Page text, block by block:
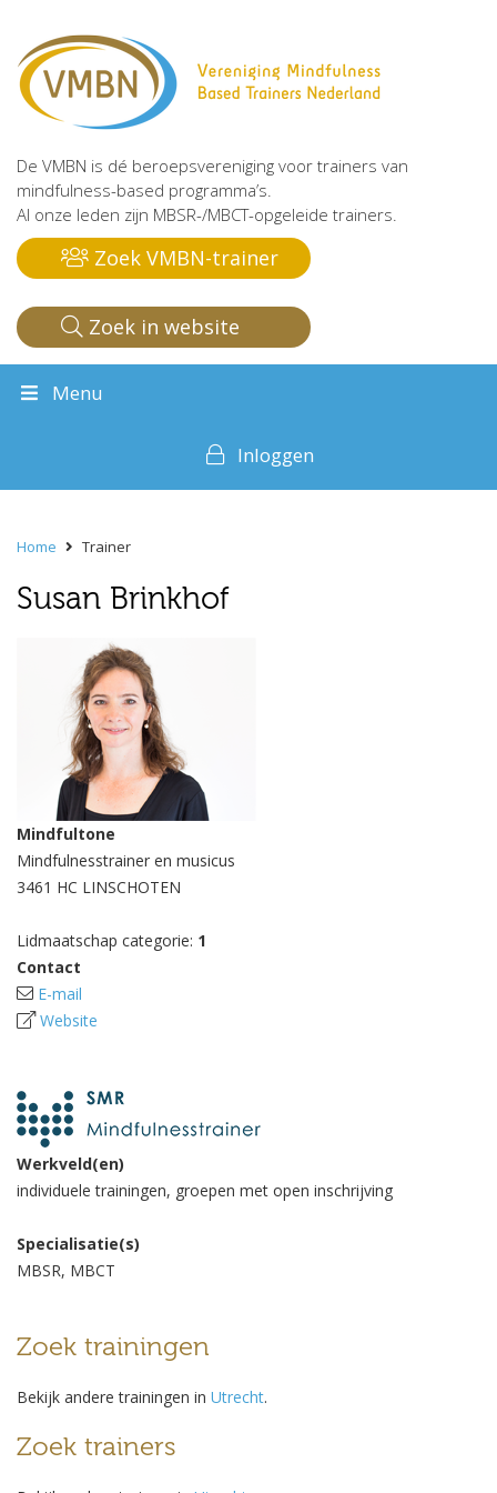
De VMBN is dé beroepsvereniging voor trainers van
mindfulness-based programma’s.
Al onze leden zijn MBSR-/MBCT-opgeleide trainers.
Zoek VMBN-trainer
Zoek in website
Menu
Inloggen
Home Trainer
Susan Brinkhof
Mindfultone
Mindfulnesstrainer en musicus
3461 HC LINSCHOTEN
Lidmaatschap categorie: 1
Contact
E-mail
Website
Werkveld(en)
individuele trainingen, groepen met open inschrijving
Specialisatie(s)
MBSR, MBCT
Zoek trainingen
Bekijk andere trainingen in Utrecht.
Zoek trainers